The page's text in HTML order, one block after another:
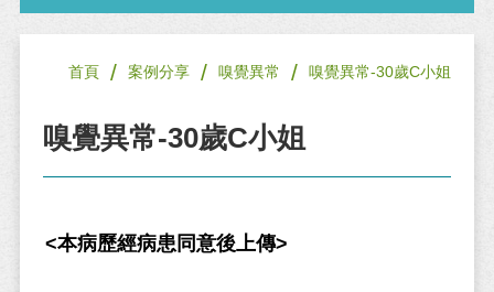
首頁 / 案例分享 / 嗅覺異常 / 嗅覺異常-30歲C小姐
嗅覺異常-30歲C小姐
<本病歷經病患同意後上傳>